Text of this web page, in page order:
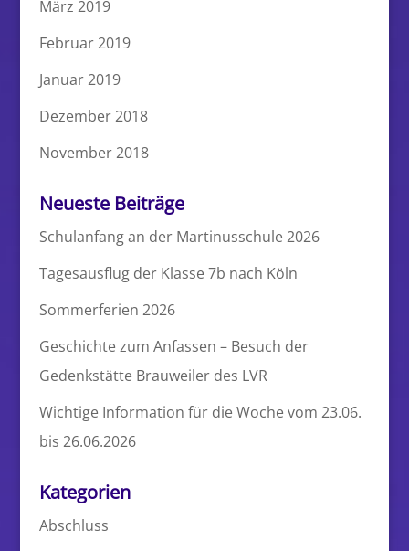
März 2019
Februar 2019
Januar 2019
Dezember 2018
November 2018
Neueste Beiträge
Schulanfang an der Martinusschule 2026
Tagesausflug der Klasse 7b nach Köln
Sommerferien 2026
Geschichte zum Anfassen – Besuch der
Gedenkstätte Brauweiler des LVR
Wichtige Information für die Woche vom 23.06.
bis 26.06.2026
Kategorien
Abschluss